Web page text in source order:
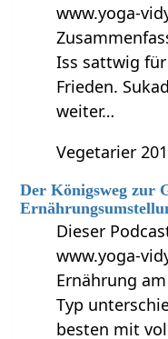
www.yoga-
Iss sattwig
Frieden.
weiter…
Vegetarier
Der Königsweg zur
Dieser
www.yoga-
Ernährung
Typ
besten mit